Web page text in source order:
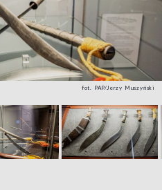
fot. PAP/Jerzy Muszyński